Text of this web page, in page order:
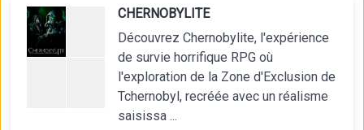
CHERNOBYLITE
Découvrez Chernobylite, l'expérience
de survie horrifique RPG où
l'exploration de la Zone d'Exclusion de
Tchernobyl, recréée avec un réalisme
saisissa ...